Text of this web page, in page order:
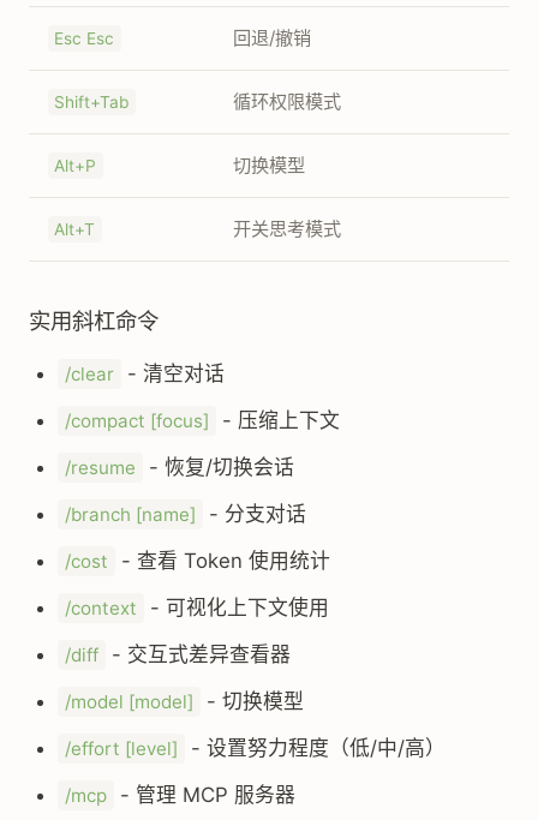
Esc Esc 回退/撤销
Shift+Tab 循环权限模式
Alt+P 切换模型
Alt+T 开关思考模式
实用斜杠命令
/clear - 清空对话
/compact [focus] - 压缩上下文
/resume - 恢复/切换会话
/branch [name] - 分支对话
/cost - 查看 Token 使用统计
/context - 可视化上下文使用
/diff - 交互式差异查看器
/model [model] - 切换模型
/effort [level] - 设置努力程度（低/中/高）
/mcp - 管理 MCP 服务器